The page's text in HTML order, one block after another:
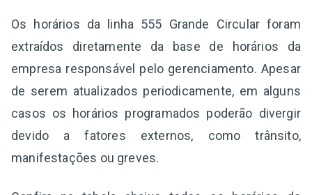
Os horários da linha 555 Grande Circular foram
extraídos diretamente da base de horários da
empresa responsável pelo gerenciamento. Apesar
de serem atualizados periodicamente, em alguns
casos os horários programados poderão divergir
devido a fatores externos, como trânsito,
manifestações ou greves.